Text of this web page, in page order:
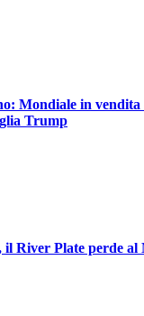
Mondiale in vendita
Trump
il River Plate perde al